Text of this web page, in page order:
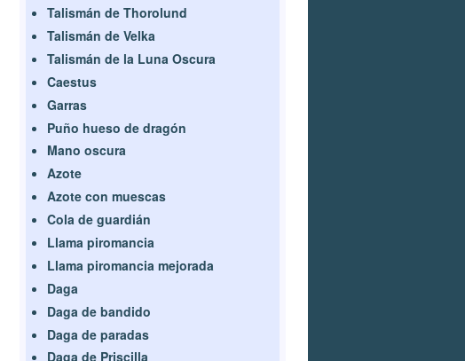
Talismán de Thorolund
Talismán de Velka
Talismán de la Luna Oscura
Caestus
Garras
Puño hueso de dragón
Mano oscura
Azote
Azote con muescas
Cola de guardián
Llama piromancia
Llama piromancia mejorada
Daga
Daga de bandido
Daga de paradas
Daga de Priscilla